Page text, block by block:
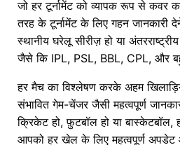
जो हर टूर्नामेंट को व्यापक रूप से कवर
तरह के टूर्नामेंट के लिए गहन जानकारी
स्थानीय घरेलू सीरीज़ हो या
जैसे कि IPL, PSL, BBL, CPL, और
हर मैच का विश्लेषण करके अहम
संभावित गेम-चेंजर जैसी महत्वपूर्ण
क्रिकेट हो, फ़ुटबॉल हो या
आपको हर खेल के लिए महत्वपूर्ण अपडेट